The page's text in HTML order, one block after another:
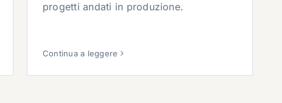
progetti andati in produzione.
Continua a leggere